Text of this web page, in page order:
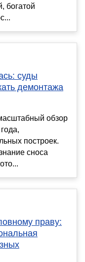
богатой
суды
демонтажа
обзор
построек.
сноса
праву: